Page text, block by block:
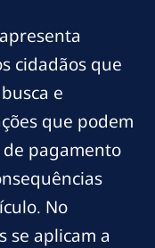
cidadãos que
e
que podem
pagamento
No
se aplicam a